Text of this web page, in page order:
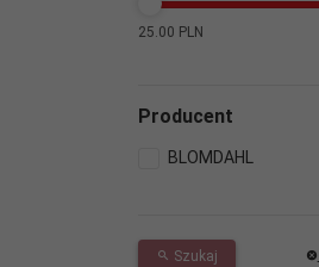
25.00 PLN
Producent
BLOMDAHL
Szukaj